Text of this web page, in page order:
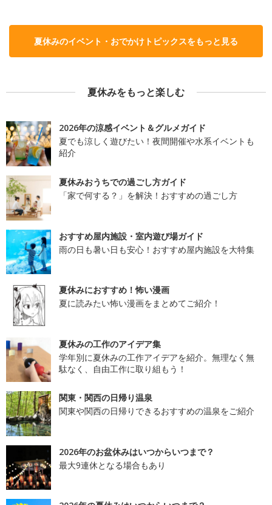
夏休みのイベント・おでかけトピックスをもっと見る
夏休みをもっと楽しむ
2026年の涼感イベント＆グルメガイド
夏でも涼しく遊びたい！夜間開催や水系イベントも
紹介
夏休みおうちでの過ごし方ガイド
「家で何する？」を解決！おすすめの過ごし方
おすすめ屋内施設・室内遊び場ガイド
雨の日も暑い日も安心！おすすめ屋内施設を大特集
夏休みにおすすめ！怖い漫画
夏に読みたい怖い漫画をまとめてご紹介！
夏休みの工作のアイデア集
学年別に夏休みの工作アイデアを紹介。無理なく無
駄なく、自由工作に取り組もう！
関東・関西の日帰り温泉
関東や関西の日帰りできるおすすめの温泉をご紹介
2026年のお盆休みはいつからいつまで？
最大9連休となる場合もあり